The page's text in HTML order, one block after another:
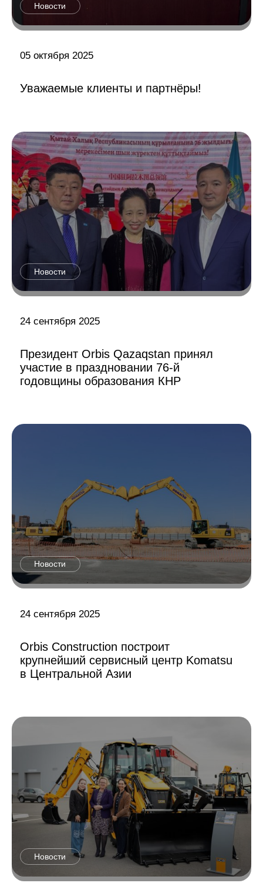
Новости
05 октября 2025
Уважаемые клиенты и партнёры!
Новости
24 сентября 2025
Президент Orbis Qazaqstan принял
участие в праздновании 76-й
годовщины образования КНР
Новости
24 сентября 2025
Orbis Construction построит
крупнейший сервисный центр Komatsu
в Центральной Азии
Новости